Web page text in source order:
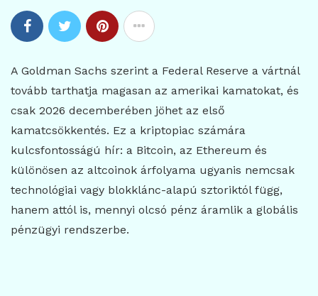
A Goldman Sachs szerint a Federal Reserve a vártnál
tovább tarthatja magasan az amerikai kamatokat, és
csak 2026 decemberében jöhet az első
kamatcsökkentés. Ez a kriptopiac számára
kulcsfontosságú hír: a Bitcoin, az Ethereum és
különösen az altcoinok árfolyama ugyanis nemcsak
technológiai vagy blokklánc-alapú sztoriktól függ,
hanem attól is, mennyi olcsó pénz áramlik a globális
pénzügyi rendszerbe.